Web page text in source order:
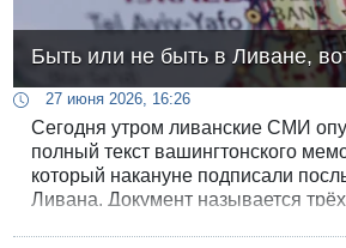
Быть или не быть в Ливане,
27 июня 2026, 16:26
Сегодня утром ливанские СМИ
полный текст вашингтонского
который накануне подписали
Ливана. Документ называется